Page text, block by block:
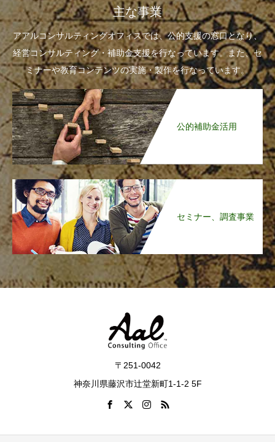
主な事業
アアルコンサルティングオフィスでは、公的支援の窓口となり、
経営コンサルティング・補助金支援を行なっています。また、セ
ミナーや教育コンテンツの実施・製作を行なっています。
公的補助金活用
セミナー、調査事業
〒251-0042
神奈川県藤沢市辻堂新町1-1-2 5F